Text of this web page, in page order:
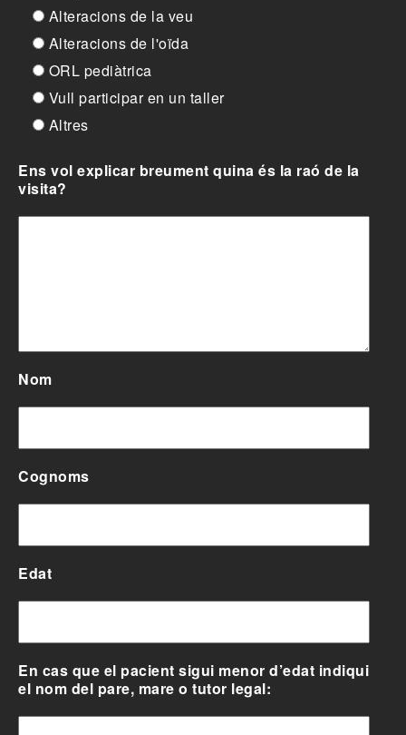
Alteracions de la veu
Alteracions de l'oïda
ORL pediàtrica
Vull participar en un taller
Altres
Ens vol explicar breument quina és la raó de la
visita?
Nom
Cognoms
Edat
En cas que el pacient sigui menor d’edat indiqui
el nom del pare, mare o tutor legal: